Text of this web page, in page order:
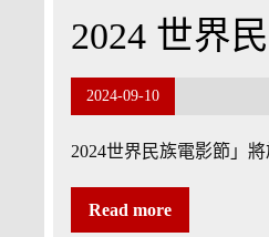
2024 世界
2024-09-10
2024世界民族電影節」
Read more